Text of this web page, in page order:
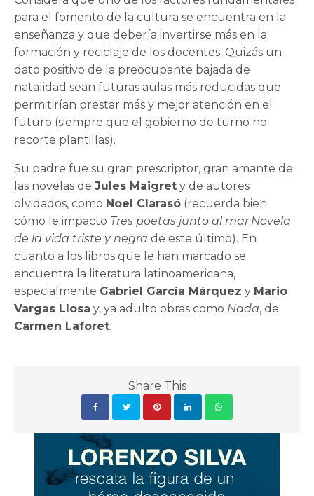
para el fomento de la cultura se encuentra en la
enseñanza y que debería invertirse más en la
formación y reciclaje de los docentes. Quizás un
dato positivo de la preocupante bajada de
natalidad sean futuras aulas más reducidas que
permitirían prestar más y mejor atención en el
futuro (siempre que el gobierno de turno no
recorte plantillas).
Su padre fue su gran prescriptor, gran amante de
las novelas deJules Maigret y de autores
olvidados, como Noel Clarasó (recuerda bien
cómo le impacto Tres poetas junto al mar.Novela
de la vida triste y negrade este último). En
cuanto a los libros que le han marcado se
encuentra la literatura latinoamericana,
especialmente Gabriel García Márquez y Mario
Vargas Llosa y, ya adulto obras como Nada, de
Carmen Laforet.
Share This